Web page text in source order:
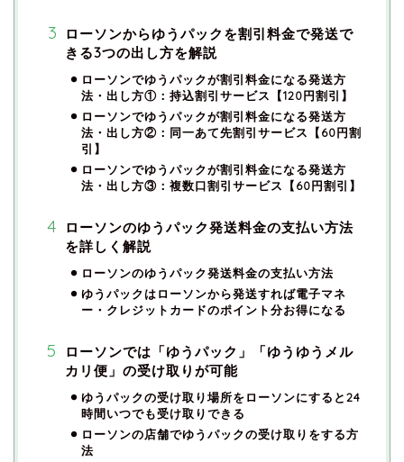
ローソンからゆうパックを割引料金で発送で
きる3つの出し方を解説
ローソンでゆうパックが割引料金になる発送方
法・出し方①：持込割引サービス【120円割引】
ローソンでゆうパックが割引料金になる発送方
法・出し方②：同一あて先割引サービス【60円割
引】
ローソンでゆうパックが割引料金になる発送方
法・出し方③：複数口割引サービス【60円割引】
ローソンのゆうパック発送料金の支払い方法
を詳しく解説
ローソンのゆうパック発送料金の支払い方法
ゆうパックはローソンから発送すれば電子マネ
ー・クレジットカードのポイント分お得になる
ローソンでは「ゆうパック」「ゆうゆうメル
カリ便」の受け取りが可能
ゆうパックの受け取り場所をローソンにすると24
時間いつでも受け取りできる
ローソンの店舗でゆうパックの受け取りをする方
法